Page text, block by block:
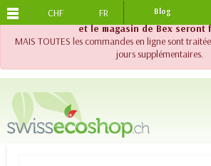
!! Important !! Jusqu'au 20 août 2026, le
et le magasin de Bex seront
MAIS TOUTES les commandes en ligne sont
jours supplémentaires.
PORTS
CHF FR Blog